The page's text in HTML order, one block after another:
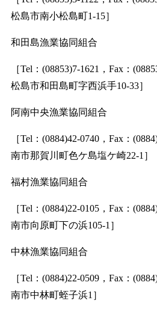
松島市南小松島町1-15］
和田島漁業協同組合
［Tel：(08853)7-1621，Fax：
松島市和田島町字西浜手10-33］
阿南中央漁業協同組合
［Tel：(0884)42-0740，Fax：
南市那賀川町色ケ島塩ケ崎22-1］
福村漁業協同組合
［Tel：(0884)22-0105，Fax：
南市向原町下の浜105-1］
中林漁業協同組合
［Tel：(0884)22-0509，Fax：
南市中林町蛭子浜1］